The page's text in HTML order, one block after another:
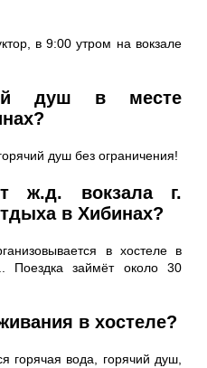
в 9:00 утром на вокзале
душ в месте
душ без ограничения!
ж.д. вокзала г.
в Хибинах?
в хостеле в
Поездка займёт около 30
в хостеле?
горячая вода, горячий душ,